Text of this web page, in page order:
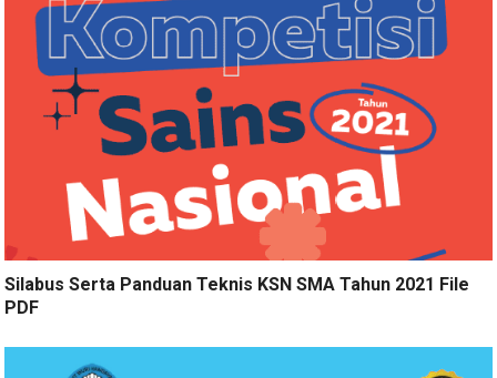
Silabus Serta Panduan Teknis KSN SMA Tahun 2021 File
PDF